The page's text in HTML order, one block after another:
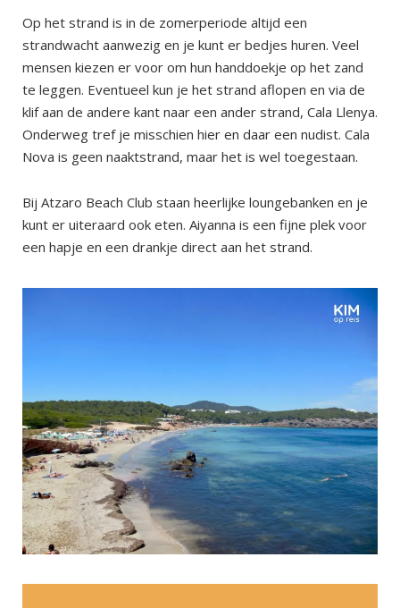
Op het strand is in de zomerperiode altijd een
strandwacht aanwezig en je kunt er bedjes huren. Veel
mensen kiezen er voor om hun handdoekje op het zand
te leggen. Eventueel kun je het strand aflopen en via de
klif aan de andere kant naar een ander strand, Cala Llenya.
Onderweg tref je misschien hier en daar een nudist. Cala
Nova is geen naaktstrand, maar het is wel toegestaan.
Bij Atzaro Beach Club staan heerlijke loungebanken en je
kunt er uiteraard ook eten. Aiyanna is een fijne plek voor
een hapje en een drankje direct aan het strand.